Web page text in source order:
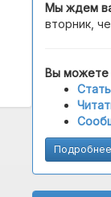
Мы ждем
вторник,
Вы можете
Подробнее